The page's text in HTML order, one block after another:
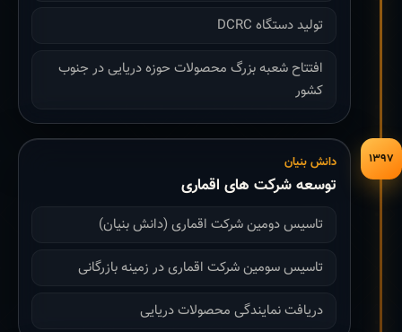
تولید دستگاه DCRC
افتتاح شعبه بزرگ محصولات حوزه دریایی در جنوب
کشور
۱۳۹۷ دانش بنیان
توسعه شرکت های اقماری
تاسیس دومین شرکت اقماری (دانش بنیان)
تاسیس سومین شرکت اقماری در زمینه بازرگانی
دریافت نمایندگی محصولات دریایی